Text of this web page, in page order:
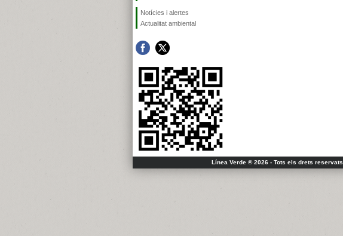
Notícies i alertes
Actualitat ambiental
Línea Verde ® 2026 - Tots els drets reservats